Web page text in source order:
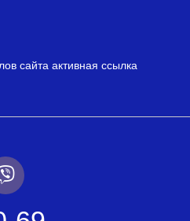
сайта активная ссылка